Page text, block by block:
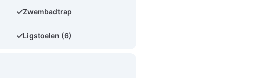
Zwembadtrap
Ligstoelen (6)